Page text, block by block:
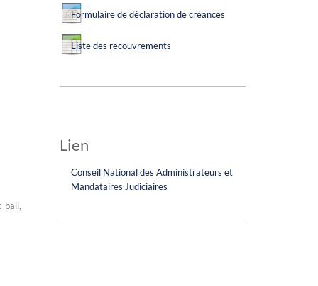
Formulaire de déclaration de créances
Liste des recouvrements
Lien
Conseil National des Administrateurs et
Mandataires Judiciaires
bail,